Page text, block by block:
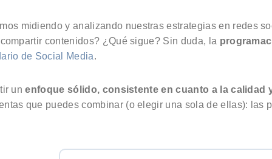
midiendo y analizando nuestras estrategias en redes
contenidos? ¿Qué sigue? Sin duda, la
de Social Media.
unenfoque sólido, consistente en cuanto a la calidad
que puedes combinar (o elegir una sola de ellas): las